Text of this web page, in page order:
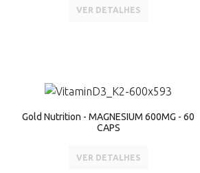
VER DETALHES
Gold Nutrition - MAGNESIUM 600MG - 60
CAPS
VER DETALHES